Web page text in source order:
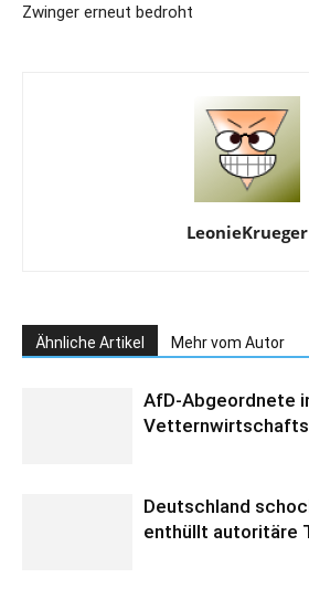
Zwinger erneut bedroht
LeonieKrueger
Ähnliche Artikel Mehr vom Autor
AfD-Abgeordnete
Deutschland
enthüllt autoritäre